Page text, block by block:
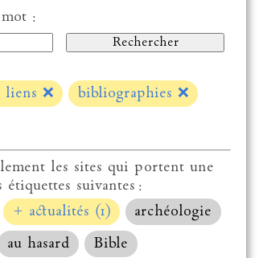
:
liens ❌ bibliographies ❌
les sites qui portent une
suivantes :
+ actualités (1)
archéologie
au hasard
Bible